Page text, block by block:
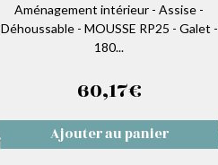
Aménagement intérieur - Assise -
Déhoussable - MOUSSE RP25 - Galet -
180...
60,17€
Ajouter au panier